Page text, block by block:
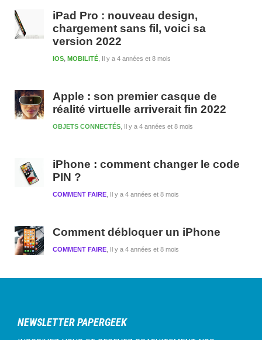
iPad Pro : nouveau design,
chargement sans fil, voici sa
version 2022
Il y a 4 années et 8 mois
IOS, MOBILITÉ
Apple : son premier casque de
réalité virtuelle arriverait fin 2022
Il y a 4 années et 8 mois
OBJETS CONNECTÉS
iPhone : comment changer le code
PIN ?
Il y a 4 années et 8 mois
COMMENT FAIRE
Comment débloquer un iPhone
Il y a 4 années et 8 mois
COMMENT FAIRE
NEWSLETTER PAPERGEEK